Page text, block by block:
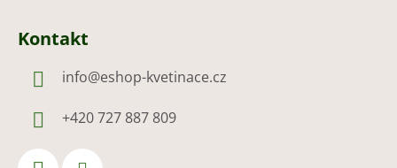
Kontakt
info@eshop-kvetinace.cz
+420 727 887 809